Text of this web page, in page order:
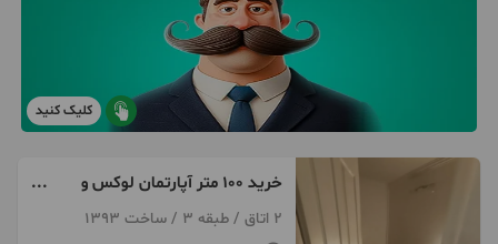
کلیک کنید
خرید ۱۰۰ متر آپارتمان لوکس و
ارزشمند در هاشمیه
2 اتاق / طبقه 3 / ساخت 1393